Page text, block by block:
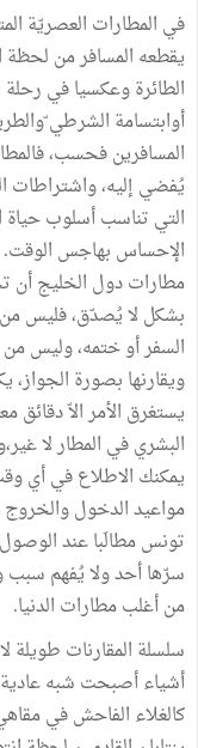
في المطارات العصريّة
يقطعه المسافر من
الطائرة وعكسيا في رحلة
أوابتسامة الشرطي
المسافرين فحسب،
يُفضي إليه، واشتراطات
التي تناسب أسلوب حياة
الإحساس بهاجس الوقت.
مطارات دول الخليج أن
بشكل لا يُصدّق، فليس من
السفر أو ختمه، وليس
ويقارنها بصورة الجواز،
يستغرق الأمر الاّ
البشري في المطار لا
يمكنك الاطلاع في أي
مواعيد الدخول والخروج
تونس مطالَبا عند
سرّها أحد ولا يُفهم سبب
من أغلب مطارات الدنيا.
سلسلة المقارنات طويلة
أشياء أصبحت شبه
كالغلاء الفاحش في